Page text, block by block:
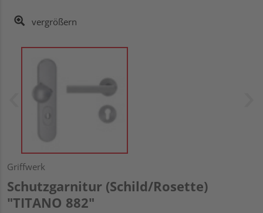
vergrößern
Griffwerk
Schutzgarnitur (Schild/Rosette)
"TITANO 882"